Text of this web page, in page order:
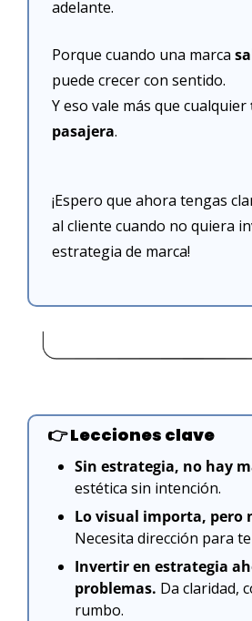
adelante.
Porque cuando una marca
puede crecer con sentido.
Y eso vale más que cualquier
pasajera.
¡Espero que ahora tengas
al cliente cuando no quiera
estrategia de marca!
👉 Lecciones clave
Sin estrategia, no hay
estética sin intención.
Lo visual importa, pero
Necesita dirección para
Invertir en estrategia
problemas. Da claridad,
rumbo.